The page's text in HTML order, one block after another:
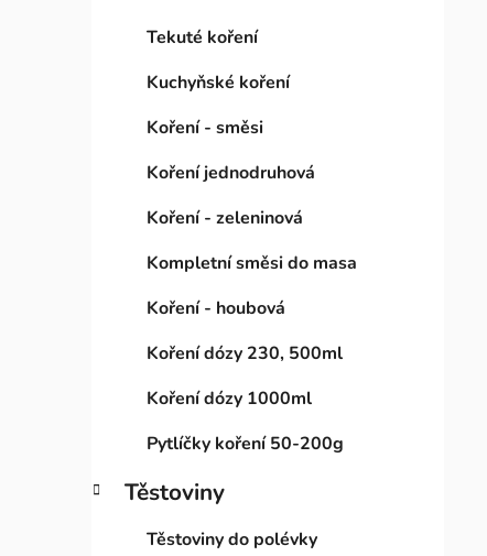
Tekuté koření
Kuchyňské koření
Koření - směsi
Koření jednodruhová
Koření - zeleninová
Kompletní směsi do masa
Koření - houbová
Koření dózy 230, 500ml
Koření dózy 1000ml
Pytlíčky koření 50-200g
Těstoviny
Těstoviny do polévky